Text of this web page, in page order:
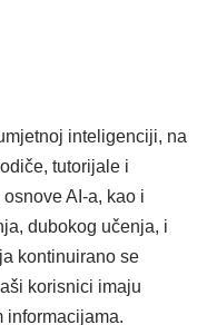
inteligenciji, na
tutorijale i
AI-a, kao i
dubokog učenja, i
kontinuirano se
korisnici imaju
informacijama.